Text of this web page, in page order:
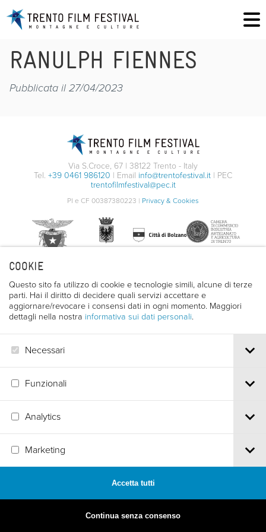
COOKIE
Questo sito fa utilizzo di cookie e tecnologie simili, alcune di terze
parti. Hai il diritto di decidere quali servizi accettare e
aggiornare/revocare i consensi dati in ogni momento. Maggiori
dettagli nella nostra informativa sui dati personali.
Necessari
Funzionali
Analytics
Marketing
Accetta tutti
Continua senza consenso
RANULPH FIENNES
Pubblicata il 27/04/2023
Via S.Croce, 67 | 38122 Trento - Italy
Tel. +39 0461 986120 | Email info@trentofestival.it | PEC
trentofilmfestival@pec.it
PI e CF 00387380223 | Privacy & Cookies